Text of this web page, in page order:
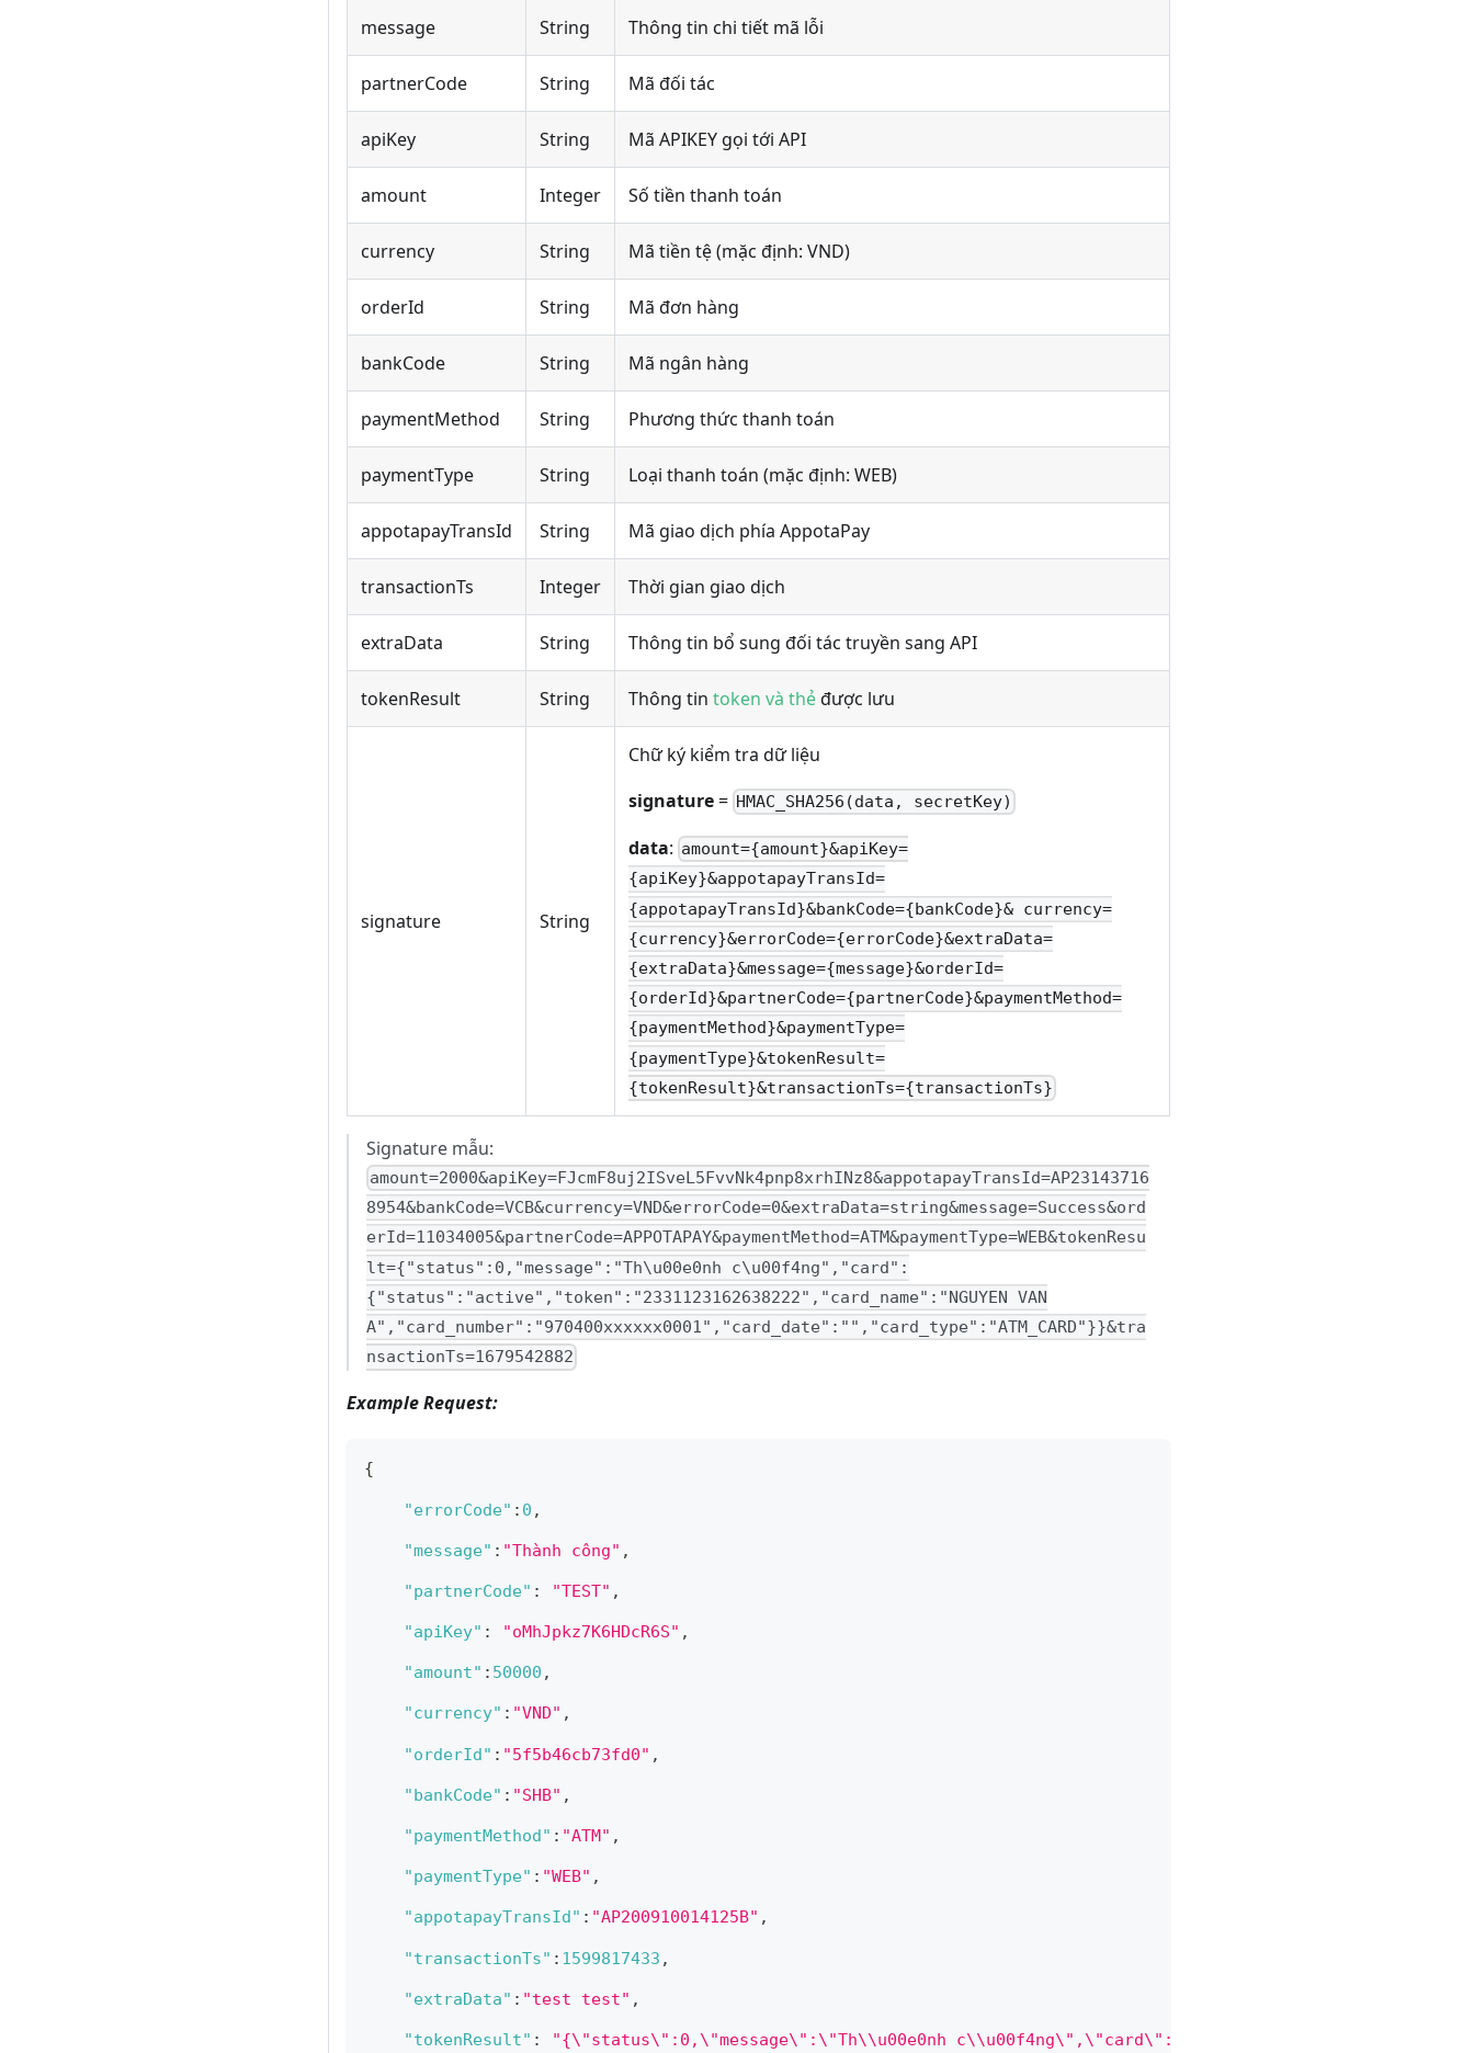
message String Thông tin chi tiết mã lỗi
partnerCode String Mã đối tác
apiKey String Mã APIKEY gọi tới API
amount Integer Số tiền thanh toán
currency String Mã tiền tệ (mặc định: VND)
orderId String Mã đơn hàng
bankCode String Mã ngân hàng
paymentMethod String Phương thức thanh toán
paymentType String Loại thanh toán (mặc định: WEB)
appotapayTransId String Mã giao dịch phía AppotaPay
transactionTs Integer Thời gian giao dịch
extraData String Thông tin bổ sung đối tác truyền sang API
tokenResult String Thông tin token và thẻđược lưu
signature String
Chữ ký kiểm tra dữ liệu
signature= HMAC_SHA256(data, secretKey)
data: amount={amount}&apiKey=
{apiKey}&appotapayTransId=
{appotapayTransId}&bankCode={bankCode}& currency=
{currency}&errorCode={errorCode}&extraData=
{extraData}&message={message}&orderId=
{orderId}&partnerCode={partnerCode}&paymentMethod=
{paymentMethod}&paymentType=
{paymentType}&tokenResult=
{tokenResult}&transactionTs={transactionTs}
Signature mẫu:
amount=2000&apiKey=FJcmF8uj2ISveL5FvvNk4pnp8xrhINz8&appotapayTransId=AP23143716
8954&bankCode=VCB&currency=VND&errorCode=0&extraData=string&message=Success&ord
erId=11034005&partnerCode=APPOTAPAY&paymentMethod=ATM&paymentType=WEB&tokenResu
lt={"status":0,"message":"Th\u00e0nh c\u00f4ng","card":
{"status":"active","token":"2331123162638222","card_name":"NGUYEN VAN
A","card_number":"970400xxxxxx0001","card_date":"","card_type":"ATM_CARD"}}&tra
nsactionTs=1679542882
Example Request:
{
"errorCode" : 0 ,
"message" : "Thành công" ,
"partnerCode" : "TEST" ,
"apiKey" : "oMhJpkz7K6HDcR6S" ,
"amount" : 50000 ,
"currency" : "VND" ,
"orderId" : "5f5b46cb73fd0" ,
"bankCode" : "SHB" ,
"paymentMethod" : "ATM" ,
"paymentType" : "WEB" ,
"appotapayTransId" : "AP200910014125B" ,
"transactionTs" : 1599817433 ,
"extraData" : "test test" ,
"tokenResult" : "{\"status\":0,\"message\":\"Th\\u00e0nh